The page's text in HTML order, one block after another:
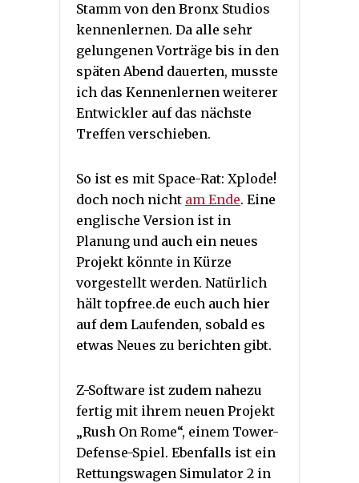
Stamm von den Bronx Studios
kennenlernen. Da alle sehr
gelungenen Vorträge bis in den
späten Abend dauerten, musste
ich das Kennenlernen weiterer
Entwickler auf das nächste
Treffen verschieben.
So ist es mit Space-Rat: Xplode!
doch noch nicht am Ende. Eine
englische Version ist in
Planung und auch ein neues
Projekt könnte in Kürze
vorgestellt werden. Natürlich
hält topfree.de euch auch hier
auf dem Laufenden, sobald es
etwas Neues zu berichten gibt.
Z-Software ist zudem nahezu
fertig mit ihrem neuen Projekt
„Rush On Rome“, einem Tower-
Defense-Spiel. Ebenfalls ist ein
Rettungswagen Simulator 2 in